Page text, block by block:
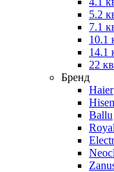
5.2
7.1
10.1
14.1
22
Бренд
Haier
Ballu